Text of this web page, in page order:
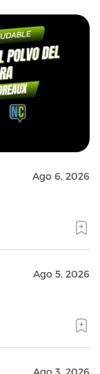
Ago 6, 2026
Ago 5, 2026
Ago 3, 2026